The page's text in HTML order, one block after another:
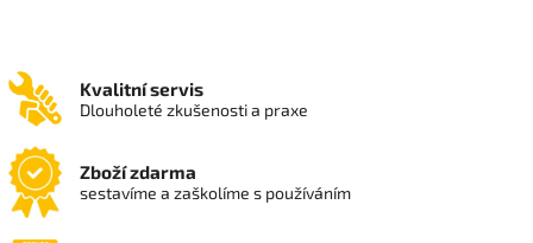
Kvalitní servis
Dlouholeté zkušenosti a praxe
Zboží zdarma
sestavíme a zaškolíme s používáním